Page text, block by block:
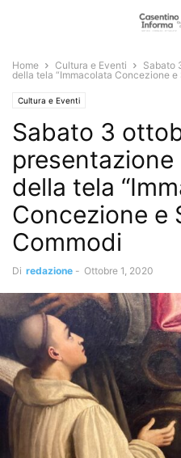
Home Cultura e Eventi
Sabato
della tela “Immacolata Concezione e
Cultura e Eventi
Sabato 3
della tela
Concezione e
Commodi
Di redazione - Ottobre 1, 2020